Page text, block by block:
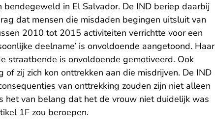
in El Salvador. De IND beriep daarbij
dat mensen die misdaden begingen uitsluit van
2010 tot 2015 activiteiten verrichtte voor een
deelname’ is onvoldoende aangetoond. Haar
straatbende is onvoldoende gemotiveerd. Ook
zij zich kon onttrekken aan die misdrijven. De IND
van onttrekking zouden zijn niet alleen
het van belang dat het de vrouw niet duidelijk was
1F zou beroepen.